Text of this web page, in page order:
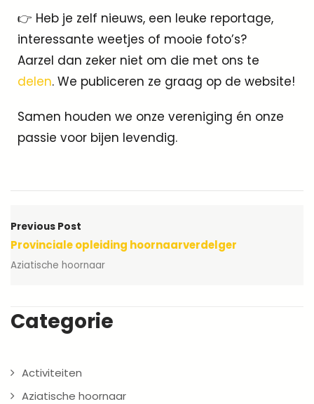
👉 Heb je zelf nieuws, een leuke reportage,
interessante weetjes of mooie foto’s?
Aarzel dan zeker niet om die met ons te
delen. We publiceren ze graag op de website!
Samen houden we onze vereniging én onze
passie voor bijen levendig.
Previous Post
Provinciale opleiding hoornaarverdelger
Aziatische hoornaar
Categorie
Activiteiten
Aziatische hoornaar